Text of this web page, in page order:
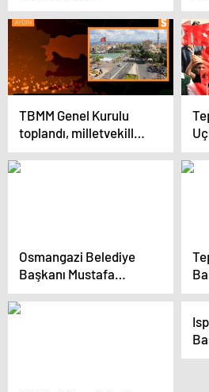
hareketlerin
incinmişlikleri
kullanması hoş değil
TBMM Genel Kurulu
toplandı, milletvekilleri
gündem dışı
konuşmalar yaptı
Osmangazi Belediye
Başkanı Mustafa
Dündar, yeni seçim
ofisini açtı